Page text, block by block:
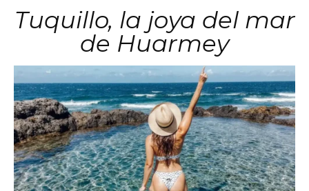
Tuquillo, la joya del mar
de Huarmey